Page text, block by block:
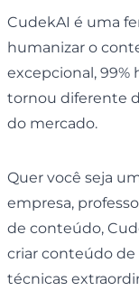
CudekAI é uma
humanizar o
excepcional,
tornou diferente
do mercado.
Quer você seja
empresa,
de conteúdo,
criar conteúdo de
técnicas